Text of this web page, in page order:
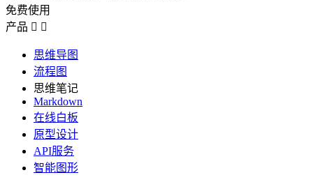
免费使用
产品  
思维导图
流程图
思维笔记
Markdown
在线白板
原型设计
API服务
智能图形